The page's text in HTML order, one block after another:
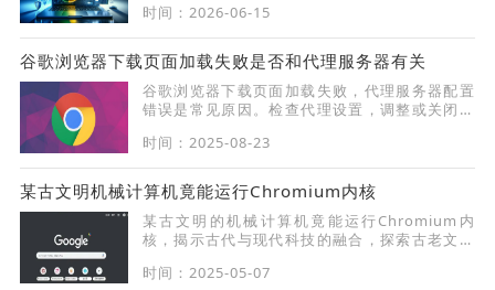
境进行启动配置优化，确保您在移动端也能享受
极速、纯净的网页浏览体验，告别第三方渠道带
来的安全隐患。
时间：2026-06-15
谷歌浏览器下载页面加载失败是否和代理服务器有关
谷歌浏览器下载页面加载失败，代理服务器配置
错误是常见原因。检查代理设置，调整或关闭代
时间：2025-08-23
某古文明机械计算机竟能运行Chromium内核
某古文明的机械计算机竟能运行Chromium内
核，揭示古代与现代科技的融合，探索古老文明
序。
时间：2025-05-07